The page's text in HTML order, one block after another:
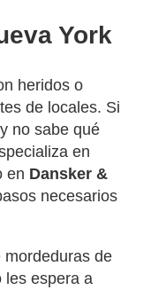
York
heridos o
de locales. Si
no sabe qué
en
en Dansker &
necesarios
de
les espera a